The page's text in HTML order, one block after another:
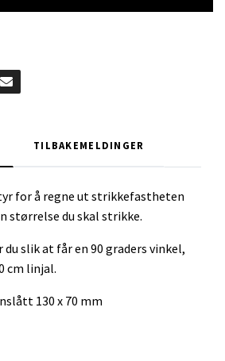
TILBAKEMELDINGER
for å regne ut strikkefastheten
størrelse du skal strikke.
slik at får en 90 graders vinkel,
cm linjal.
130 x 70 mm